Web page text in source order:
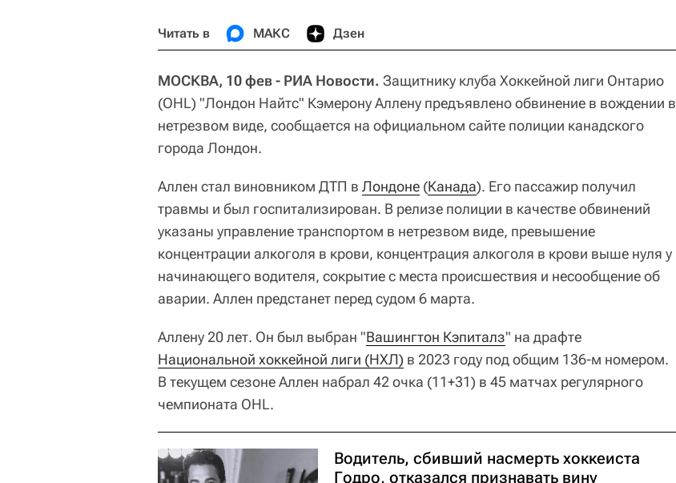
Читать в МАКС Дзен
МОСКВА, 10 фев - РИА Новости. Защитнику клуба Хоккейной лиги Онтарио
(OHL) "Лондон Найтс" Кэмерону Аллену предъявлено обвинение в вождении в
нетрезвом виде, сообщается на официальном сайте полиции канадского
города Лондон.
Аллен стал виновником ДТП в Лондоне (Канада). Его пассажир получил
травмы и был госпитализирован. В релизе полиции в качестве обвинений
указаны управление транспортом в нетрезвом виде, превышение
концентрации алкоголя в крови, концентрация алкоголя в крови выше нуля у
начинающего водителя, сокрытие с места происшествия и несообщение об
аварии. Аллен предстанет перед судом 6 марта.
Аллену 20 лет. Он был выбран "Вашингтон Кэпиталз" на драфте
Национальной хоккейной лиги (НХЛ) в 2023 году под общим 136-м номером.
В текущем сезоне Аллен набрал 42 очка (11+31) в 45 матчах регулярного
чемпионата OHL.
Водитель, сбивший насмерть хоккеиста
Годро, отказался признавать вину